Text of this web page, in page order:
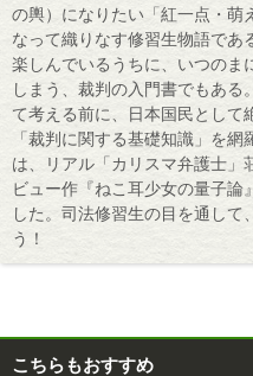
の輿）になりたい「紅一点・萌
なって織りなす修習生物語であ
楽しんでいるうちに、いつのま
しまう、裁判の入門書でもあ
て考える前に、日本国民として
「裁判に関する基礎知識」を
は、リアル「カリスマ弁護士」
ビュー作『ねこ耳少女の量子論
した。司法修習生の目を通して
う！
こちらもおすすめ